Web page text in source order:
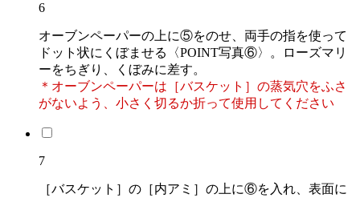
6
オーブンペーパーの上に⑤をのせ、両手の指を使って
ドット状にくぼませる〈POINT写真⑥〉。ローズマリ
ーをちぎり、くぼみに差す。
＊オーブンペーパーは［バスケット］の蒸気穴をふさ
がないよう、小さく切るか折って使用してください
7
［バスケット］の［内アミ］の上に⑥を入れ、表面に